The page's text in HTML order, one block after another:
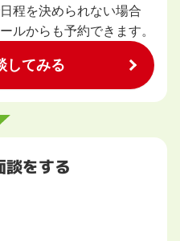
程を決められない場合
ルからも予約できます。
してみる
談をする